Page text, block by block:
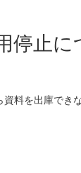
停止に
料を出庫で